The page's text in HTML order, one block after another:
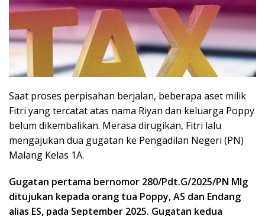
Saat proses perpisahan berjalan, beberapa aset milik
Fitri yang tercatat atas nama Riyan dan keluarga Poppy
belum dikembalikan. Merasa dirugikan, Fitri lalu
mengajukan dua gugatan ke Pengadilan Negeri (PN)
Malang Kelas 1A.
Gugatan pertama bernomor 280/Pdt.G/2025/PN Mlg
ditujukan kepada orang tua Poppy, AS dan Endang
alias ES, pada September 2025. Gugatan kedua